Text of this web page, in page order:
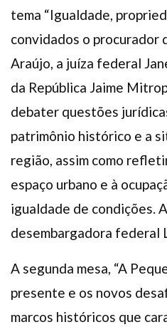
tema “Igualdade,
convidados o procurador
Araújo, a juíza federal
da República Jaime
debater questões
patrimônio histórico e a
região, assim como
espaço urbano e à
igualdade de condições.
desembargadora federal
A segunda mesa, “A
presente e os novos
marcos históricos que